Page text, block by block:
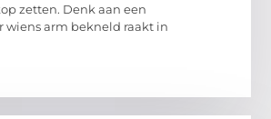
zetten. Denk aan een
wiens arm bekneld raakt in